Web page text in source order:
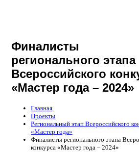
Финалисты
регионального этапа
Всероссийского
«Мастер года – 2024»
Главная
Проекты
Региональный этап Всероссийского
«Мастер года»
Финалисты регионального этапа
конкурса «Мастер года – 2024»